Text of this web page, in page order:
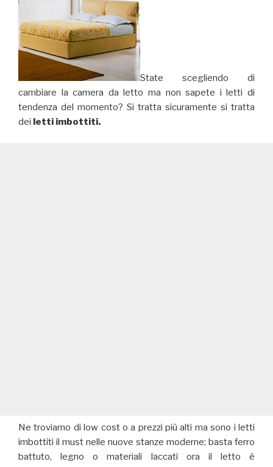
State scegliendo di
cambiare la camera da letto ma non sapete i letti di
tendenza del momento? Si tratta sicuramente si tratta
dei letti imbottiti.
Ne troviamo di low cost o a prezzi più alti ma sono i letti
imbottiti il must nelle nuove stanze moderne; basta ferro
battuto, legno o materiali laccati ora il letto è